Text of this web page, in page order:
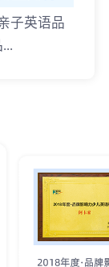
子英语品